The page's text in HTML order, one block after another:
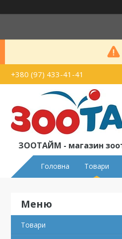
+380 (97) 433-41-41
ЗООТАЙМ - магазин
Головна Товари
Товари